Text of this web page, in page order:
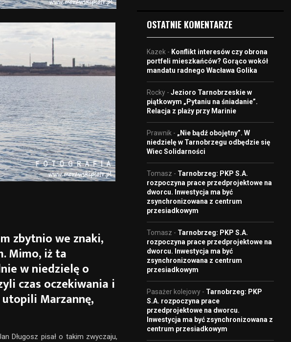
zbytnio we znaki,
Mimo, iż ta
w niedzielę o
czas oczekiwania i
Marzannę,
Długosz pisał o takim zwyczaju,
e
o
OSTATNIE KOMENTARZE
Kazek - Konflikt interesów czy obrona
portfeli mieszkańców? Gorąco wokół
mandatu radnego Wacława Golika
Rocky - Jezioro Tarnobrzeskie w
piątkowym „Pytaniu na śniadanie”.
Relacja z plaży przy Marinie
Prawnik - „Nie bądź obojętny”. W
niedzielę w Tarnobrzegu odbędzie się
Wiec Solidarności
Tomasz - Tarnobrzeg: PKP S.A.
rozpoczyna prace przedprojektowe na
dworcu. Inwestycja ma być
zsynchronizowana z centrum
przesiadkowym
Tomasz - Tarnobrzeg: PKP S.A.
rozpoczyna prace przedprojektowe na
dworcu. Inwestycja ma być
zsynchronizowana z centrum
przesiadkowym
Pasażer kolejowy - Tarnobrzeg: PKP
S.A. rozpoczyna prace
przedprojektowe na dworcu.
Inwestycja ma być zsynchronizowana z
centrum przesiadkowym